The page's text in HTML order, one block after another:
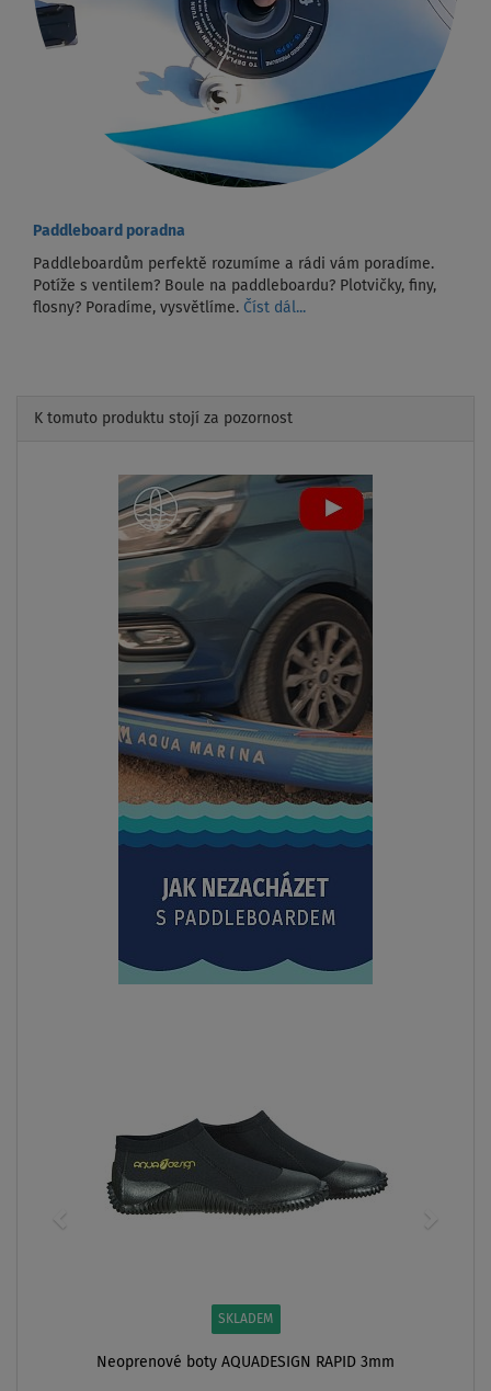
Paddleboard poradna
Paddleboardům perfektě rozumíme a rádi vám poradíme.
Potíže s ventilem? Boule na paddleboardu? Plotvičky, finy,
flosny? Poradíme, vysvětlíme. Číst dál...
K tomuto produktu stojí za pozornost
21/22 23/24 25/26 27/28
Previous